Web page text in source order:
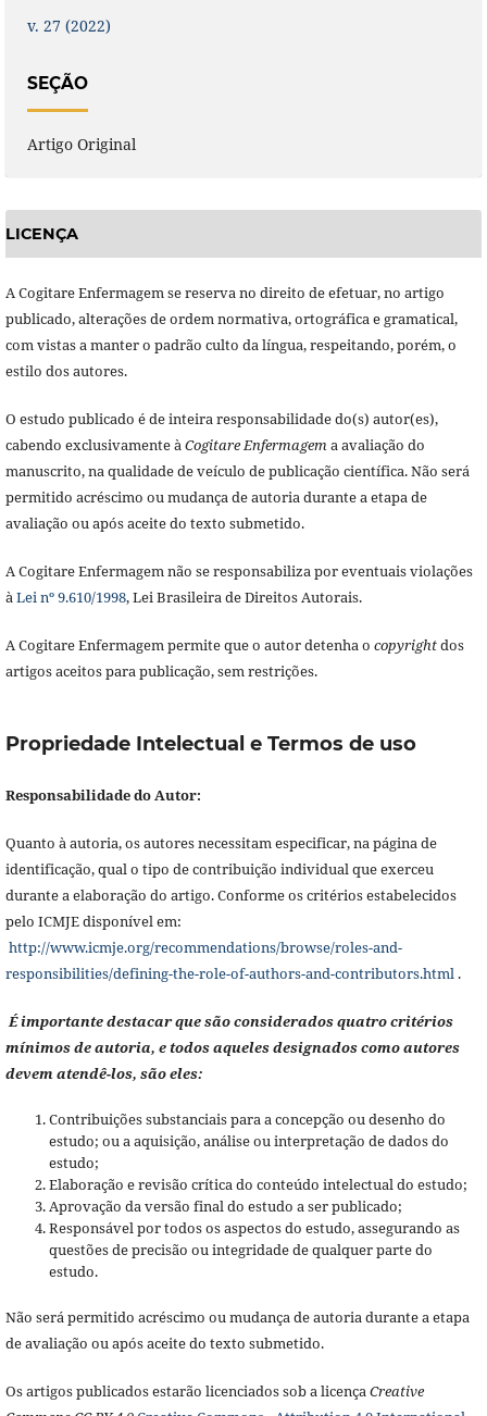
v. 27 (2022)
SEÇÃO
Artigo Original
LICENÇA
A Cogitare Enfermagem se reserva no direito de efetuar, no artigo
publicado, alterações de ordem normativa, ortográfica e gramatical,
com vistas a manter o padrão culto da língua, respeitando, porém, o
estilo dos autores.
O estudo publicado é de inteira responsabilidade do(s) autor(es),
cabendo exclusivamente àCogitare Enfermagema avaliação do
manuscrito, na qualidade de veículo de publicação científica. Não será
permitido acréscimo ou mudança de autoria durante a etapa de
avaliação ou após aceite do texto submetido.
A Cogitare Enfermagem não se responsabiliza por eventuais violações
àLei nº 9.610/1998, Lei Brasileira de Direitos Autorais.
A Cogitare Enfermagem permite que o autor detenha o copyrightdos
artigos aceitos para publicação, sem restrições.
Propriedade Intelectual e Termos de uso
Responsabilidade do Autor:
Quanto à autoria, os autores necessitam especificar, na página de
identificação, qual o tipo de contribuição individual que exerceu
durante a elaboração do artigo. Conforme os critérios estabelecidos
pelo ICMJE disponível em:
http://www.icmje.org/recommendations/browse/roles-and-
responsibilities/defining-the-role-of-authors-and-contributors.html.
É importante destacar que são considerados quatro critérios
mínimos de autoria, e todos aqueles designados como autores
devem atendê-los, são eles:
Contribuições substanciais para a concepção ou desenho do
estudo; ou a aquisição, análise ou interpretação de dados do
estudo;
Elaboração e revisão crítica do conteúdo intelectual do estudo;
Aprovação da versão final do estudo a ser publicado;
Responsável por todos os aspectos do estudo, assegurando as
questões de precisão ou integridade de qualquer parte do
estudo.
Não será permitido acréscimo ou mudança de autoria durante a etapa
de avaliação ou após aceite do texto submetido.
Os artigos publicados estarão licenciados sob a licençaCreative